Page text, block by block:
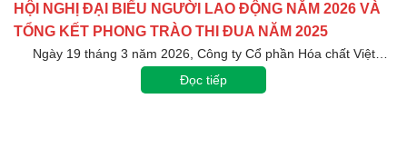
HỘI NGHỊ ĐẠI BIỂU NGƯỜI LAO ĐỘNG NĂM 2026 VÀ
TỔNG KẾT PHONG TRÀO THI ĐUA NĂM 2025
Ngày 19 tháng 3 năm 2026, Công ty Cổ phần Hóa chất Việt…
Đọc tiếp